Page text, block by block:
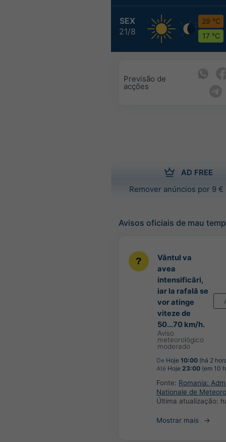
SEX
21/8
29 °C
17 °C
Previsão de
acções
AD FREE
Remover anúncios por 9 €
Avisos oficiais de mau
Vântul va
avea
intensificări,
iar la rafală se
vor atinge
viteze de
50...70 km/h.
Aviso
meteorológico
moderado
De Hoje 10:00 (há 2
Até Hoje 23:00 (em 10
Fonte: Romania:
Nationale de
Última atualização:
Mostrar mais